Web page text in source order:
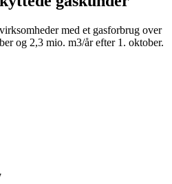
med et gasforbrug over
og 2,3 mio. m3/år efter 1. oktober.